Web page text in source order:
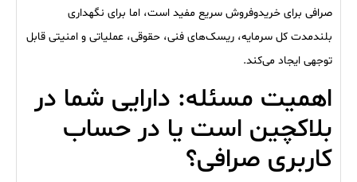
صرافی برای خریدوفروش سریع مفید است، اما برای نگهداری
بلندمدت کل سرمایه، ریسک‌های فنی، حقوقی، عملیاتی و امنیتی قابل
توجهی ایجاد می‌کند.
اهمیت مسئله: دارایی شما در
بلاکچین است یا در حساب
کاربری صرافی؟